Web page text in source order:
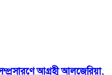
আগ্রহী আলজেরিয়া,